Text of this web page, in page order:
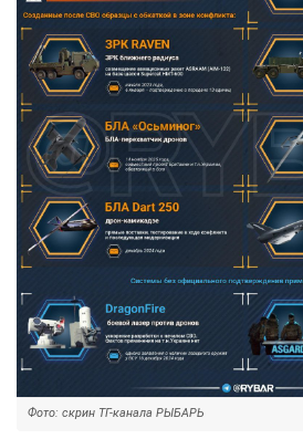
Фото: скрин ТГ-канала РЫБАРЬ